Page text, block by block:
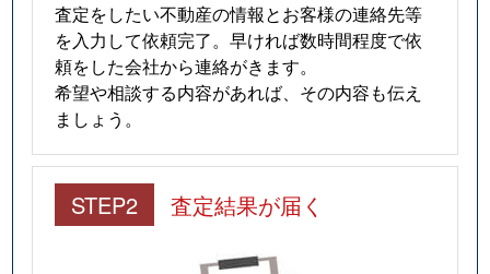
査定をしたい不動産の情報とお客様の連絡先等
を入力して依頼完了。早ければ数時間程度で依
頼をした会社から連絡がきます。
希望や相談する内容があれば、その内容も伝え
ましょう。
STEP2 査定結果が届く